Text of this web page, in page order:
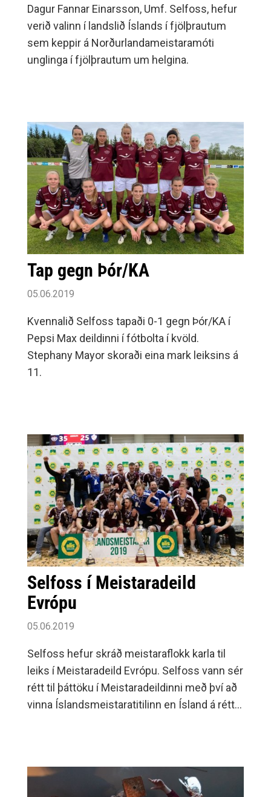
Dagur Fannar Einarsson, Umf. Selfoss, hefur
verið valinn í landslið Íslands í fjölþrautum
sem keppir á Norðurlandameistaramóti
unglinga í fjölþrautum um helgina.
Tap gegn Þór/KA
05.06.2019
Kvennalið Selfoss tapaði 0-1 gegn Þór/KA í
Pepsi Max deildinni í fótbolta í kvöld.
Stephany Mayor skoraði eina mark leiksins á
11.
Selfoss í Meistaradeild
Evrópu
05.06.2019
Selfoss hefur skráð meistaraflokk karla til
leiks í Meistaradeild Evrópu. Selfoss vann sér
rétt til þáttöku í Meistaradeildinni með því að
vinna Íslandsmeistaratitilinn en Ísland á rétt á